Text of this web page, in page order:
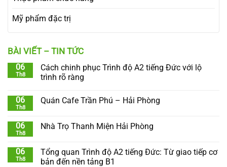
Mỹ phẩm đặc trị
BÀI VIẾT – TIN TỨC
06
Th8
Cách chinh phục Trình độ A2 tiếng Đức với lộ
trình rõ ràng
06
Th8
Quán Cafe Trần Phú – Hải Phòng
06
Th8
Nhà Trọ Thanh Miện Hải Phòng
06
Th8
Tổng quan Trình độ A2 tiếng Đức: Từ giao tiếp cơ
bản đến nền tảng B1